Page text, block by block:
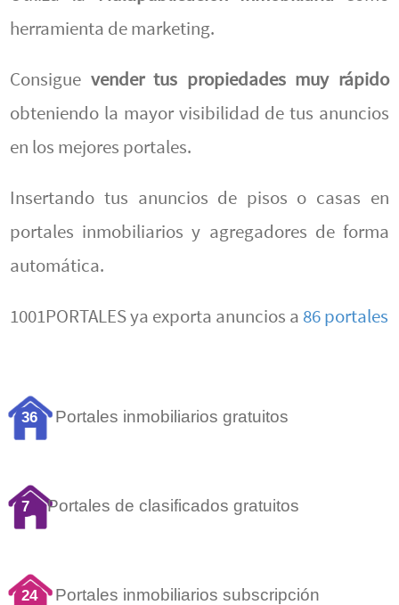
herramienta de marketing.
Consigue vender tus propiedades muy rápido
obteniendo la mayor visibilidad de tus anuncios
en los mejores portales.
Insertando tus anuncios de pisos o casas en
portales inmobiliarios y agregadores de forma
automática.
1001PORTALES ya exporta anuncios a 86 portales
36 Portales inmobiliarios gratuitos
7 Portales de clasificados gratuitos
24 Portales inmobiliarios subscripción